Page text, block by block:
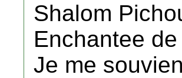
Shalom
Enchantee
Je me